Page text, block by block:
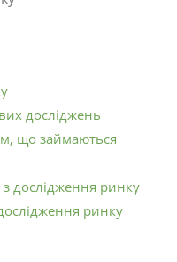
досліджень
що займаються
дослідження ринку
ринку